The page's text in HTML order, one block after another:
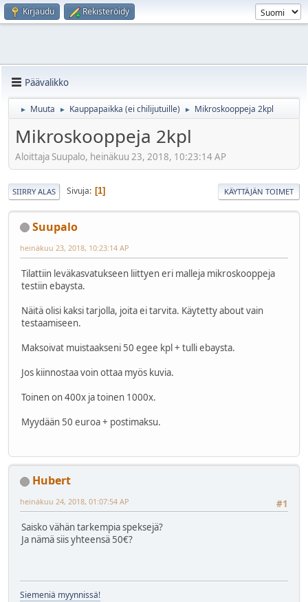
Kirjaudu Rekisteröidy
Päävalikko
► Muuta ► Kauppapaikka (ei chilijutuille) ► Mikroskooppeja 2kpl
Mikroskooppeja 2kpl
Aloittaja Suupalo, heinäkuu 23, 2018, 10:23:14 AP
SIIRRY ALAS Sivuja 1 KÄYTTÄJÄN TOIMET
Suupalo
heinäkuu 23, 2018, 10:23:14 AP
Tilattiin leväkasvatukseen liittyen eri malleja mikroskooppeja
testiin ebaysta.
Näitä olisi kaksi tarjolla, joita ei tarvita. Käytetty about vain
testaamiseen.
Maksoivat muistaakseni 50 egee kpl + tulli ebaysta.
Jos kiinnostaa voin ottaa myös kuvia.
Toinen on 400x ja toinen 1000x.
Myydään 50 euroa + postimaksu.
Hubert
#1
heinäkuu 24, 2018, 01:07:54 AP
Saisko vähän tarkempia speksejä?
Ja nämä siis yhteensä 50€?
Siemeniä myynnissä!